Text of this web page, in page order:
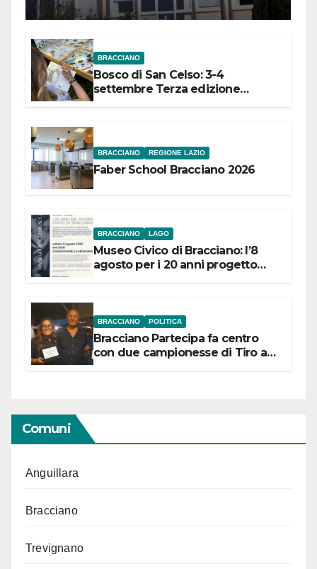
Meridionale
BRACCIANO
Bosco di San Celso: 3-4
settembre Terza edizione
BRACCIANO REGIONE LAZIO
Faber School Bracciano 2026
BRACCIANO LAGO
Museo Civico di Bracciano: l’8
agosto per i 20 anni progetto
BRACCIANO POLITICA
Bracciano Partecipa fa centro
con due campionesse di Tiro a
Comuni
Anguillara
Bracciano
Trevignano